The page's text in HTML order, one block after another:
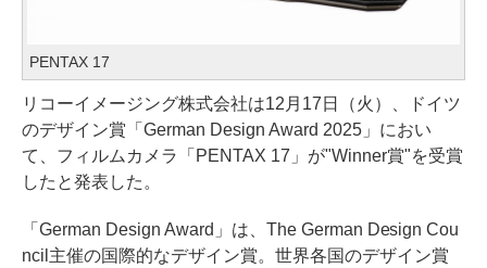
PENTAX 17
リコーイメージング株式会社は12月17日（火）、ドイツ
のデザイン賞「German Design Award 2025」におい
て、フィルムカメラ「PENTAX 17」が"Winner賞"を受賞
したと発表した。
「German Design Award」は、The German Design Cou
ncil主催の国際的なデザイン賞。世界各国のデザイン賞